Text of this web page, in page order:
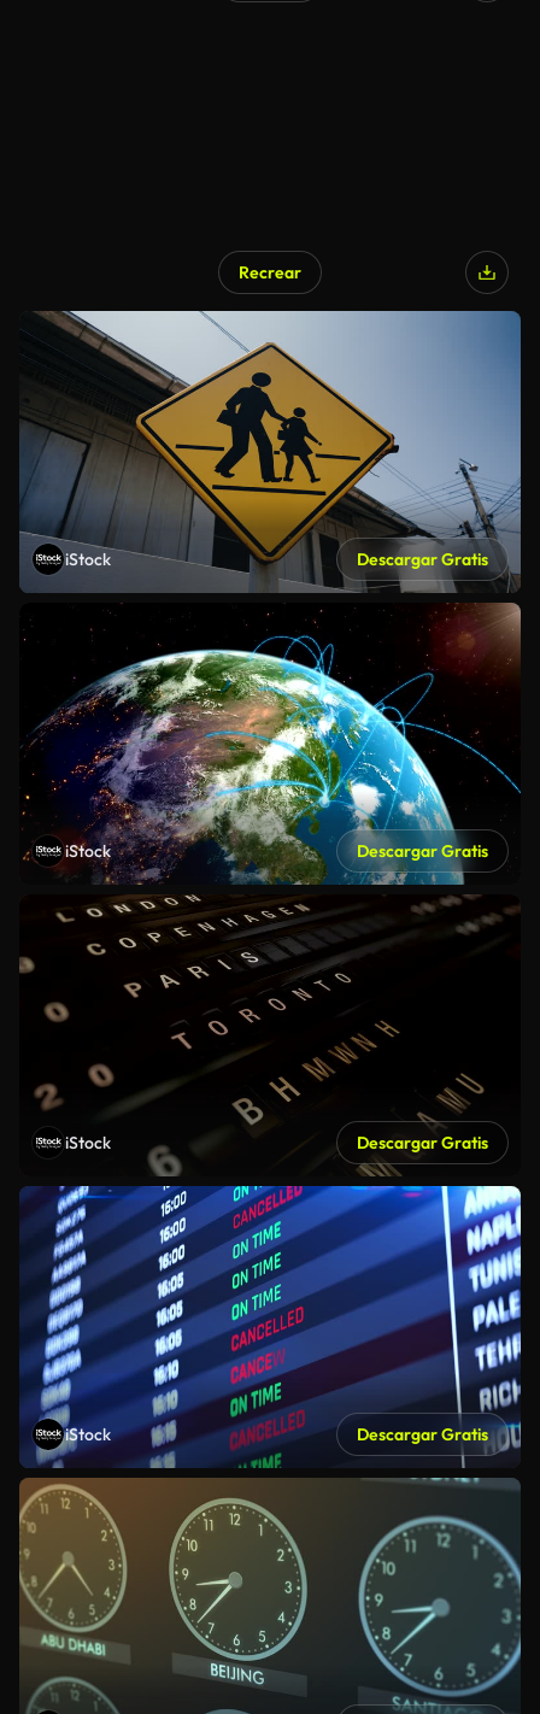
Recrear
iStock Descargar Gratis
iStock Descargar Gratis
iStock Descargar Gratis
iStock Descargar Gratis